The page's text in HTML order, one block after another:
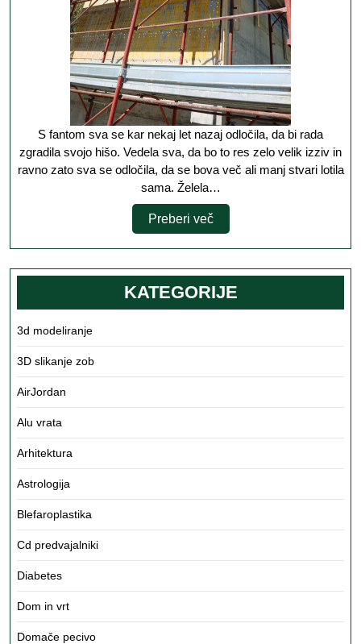
S fantom sva se kar nekaj let nazaj odločila, da bi rada
zgradila svojo hišo. Vedela sva, da bo to res zelo velik izziv in
ravno zato sva se odločila, da se bova več ali manj stvari lotila
sama. Želela…
Preberi večPreberi
več
KATEGORIJE
3d modeliranje
3D slikanje zob
AirJordan
Alu vrata
Arhitektura
Astrologija
Blefaroplastika
Cd predvajalniki
Diabetes
Dom in vrt
Domače pecivo